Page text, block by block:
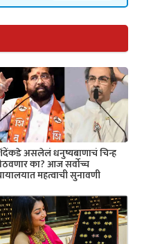
असलेलं धनुष्यबाणाचं चिन्ह
का? आज सर्वोच्च
महत्वाची सुनावणी